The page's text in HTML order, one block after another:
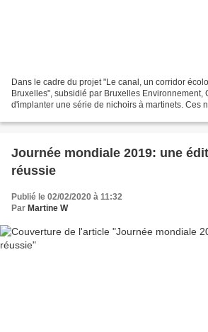
Dans le cadre du projet "Le canal, un corridor
Bruxelles", subsidié par Bruxelles Environnement,
d'implanter une série de nichoirs à martinets. Ces
Journée mondiale 2019: une
réussie
Publié le 02/02/2020 à 11:32
Par Martine W